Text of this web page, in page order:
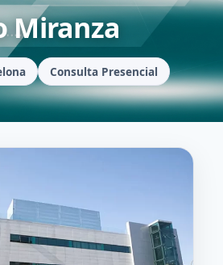
Miranza
Consulta Presencial